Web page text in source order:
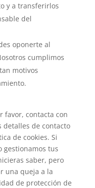
y a transferirlos
del
oponerte al
cumplimos
motivos
favor, contacta con
detalles de contacto
de cookies. Si
gestionamos tus
saber, pero
una queja a la
de protección de